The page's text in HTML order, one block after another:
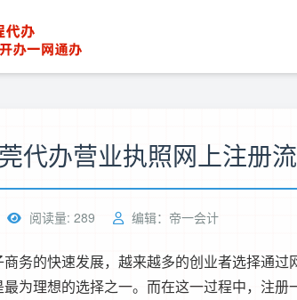
代办营业执照网上注册
阅读量: 289 编辑：帝一会计
务的快速发展，越来越多的创业者选择通
为理想的选择之一。而在这一过程中，注册